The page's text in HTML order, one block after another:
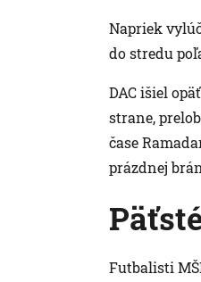
Napriek
do stredu
DAC išiel
strane,
čase
prázdnej
Futbalisti